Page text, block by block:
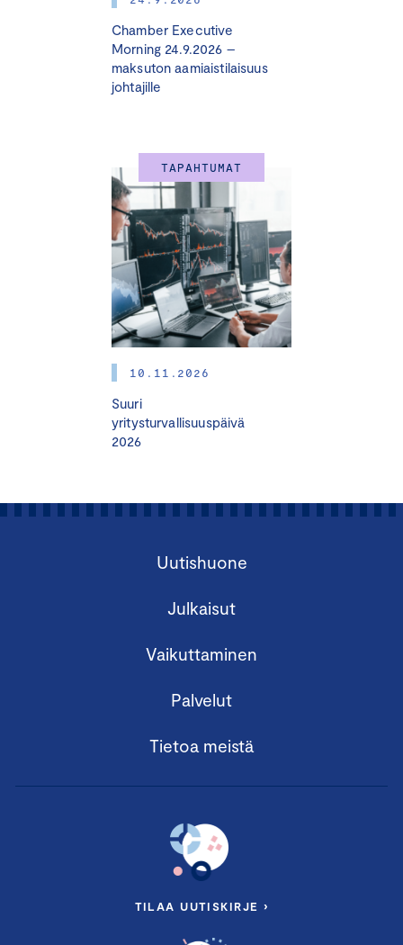
Chamber Executive
Morning 24.9.2026 –
maksuton aamiaistilaisuus
johtajille
TAPAHTUMAT
10.11.2026
Suuri
yritysturvallisuuspäivä
2026
Uutishuone
Julkaisut
Vaikuttaminen
Palvelut
Tietoa meistä
TILAA UUTISKIRJE ›